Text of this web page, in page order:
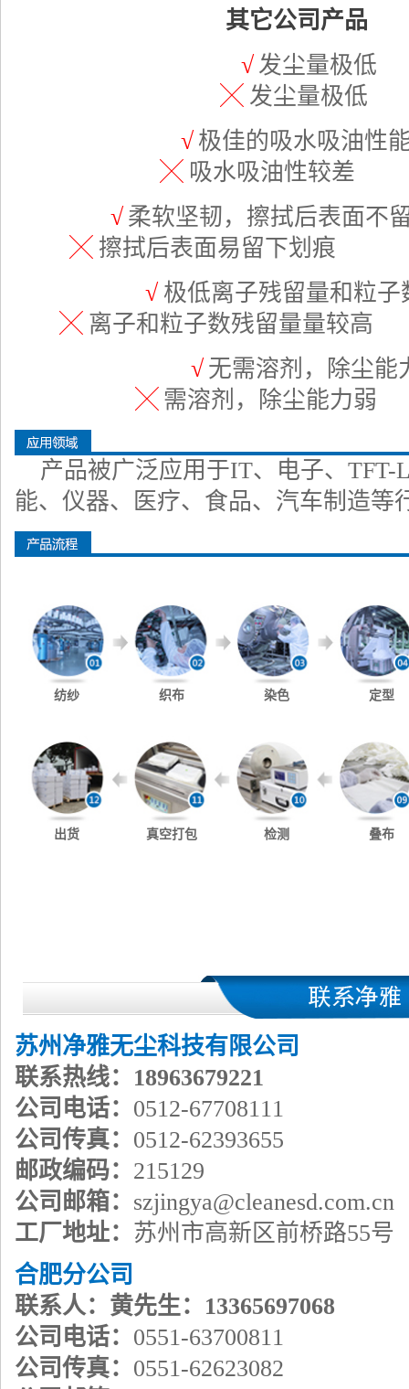
其它公司产品
√ 发
╳ 发尘量极低
√ 极佳的
╳ 吸水吸油性较差
√ 柔软坚韧，擦拭
╳ 擦拭后表面易留下划痕
√ 极低离子残
╳ 离子和粒子数残留量量较高
√ 无需溶剂
╳ 需溶剂，除尘能力弱
产品被广泛应用于IT、电子、TFT-
能、仪器、医疗、食品、汽车制造等
纺纱 织布 染色 定型
出货 真空打包 检测 叠布
苏州净雅无尘科技有限公司
联系热线：18963679221
公司电话： 0512-67708111
公司传真： 0512-62393655
邮政编码： 215129
公司邮箱： szjingya@cleanesd.com.cn
工厂地址： 苏州市高新区前桥路55号
合肥分公司
联系人：黄先生：13365697068
公司电话： 0551-63700811
公司传真： 0551-62623082